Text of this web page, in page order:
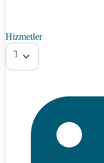
Hizmetler
Tümü